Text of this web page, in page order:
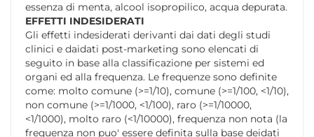
essenza di menta, alcool isopropilico, acqua depurata.
EFFETTI INDESIDERATI
Gli effetti indesiderati derivanti dai dati degli studi
clinici e daidati post-marketing sono elencati di
seguito in base alla classificazione per sistemi ed
organi ed alla frequenza. Le frequenze sono definite
come: molto comune (>=1/10), comune (>=1/100, <1/10),
non comune (>=1/1000, <1/100), raro (>=1/10000,
<1/1000), molto raro (<1/10000), frequenza non nota (la
frequenza non puo' essere definita sulla base deidati